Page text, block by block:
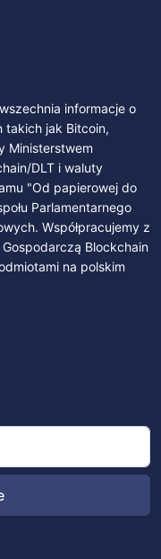
informacje o
takich jak Bitcoin,
Ministerstwem
DLT i waluty
"Od papierowej do
Parlamentarnego
Współpracujemy z
Blockchain
na polskim